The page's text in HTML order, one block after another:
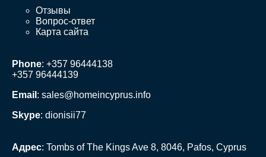
Отзывы
Вопрос-ответ
Карта сайта
Phone: +357 96444138
+357 96444139
Email : sales@homeincyprus.info
Skype: dionisii77
Адрес: Tombs of The Kings Ave 8, 8046, Pafos, Cyprus